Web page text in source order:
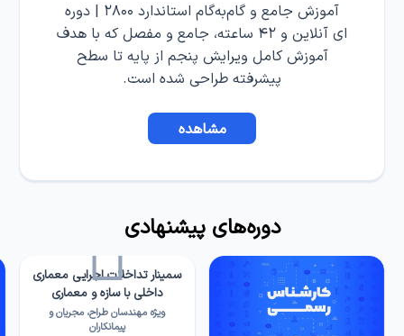
آموزش جامع و گام‌به‌گام استاندارد ۲۸۰۰ | دوره
ای آنلاین و ۴۲ ساعته، جامع و مفصل که با هدف
آموزش کامل ویرایش پنجم از پایه تا سطح
پیشرفته طراحی شده است.
مشاهده
دوره‌های پیشنهادی
سمینار تداخلات اجرایی معماری
داخلی با سازه و معماری
ویژه مهندسان طراح، مجریان و
پیمانکاران